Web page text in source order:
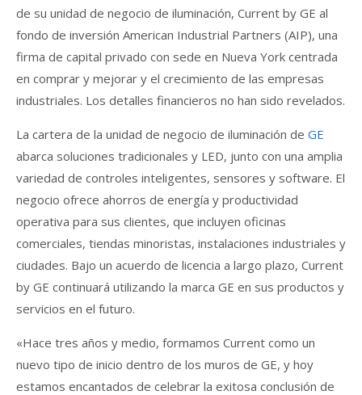
de su unidad de negocio de iluminación, Current by GE al
fondo de inversión American Industrial Partners (AIP), una
firma de capital privado con sede en Nueva York centrada
en comprar y mejorar y el crecimiento de las empresas
industriales. Los detalles financieros no han sido revelados.
La cartera de la unidad de negocio de iluminación de GE
abarca soluciones tradicionales y LED, junto con una amplia
variedad de controles inteligentes, sensores y software. El
negocio ofrece ahorros de energía y productividad
operativa para sus clientes, que incluyen oficinas
comerciales, tiendas minoristas, instalaciones industriales y
ciudades. Bajo un acuerdo de licencia a largo plazo, Current
by GE continuará utilizando la marca GE en sus productos y
servicios en el futuro.
«Hace tres años y medio, formamos Current como un
nuevo tipo de inicio dentro de los muros de GE, y hoy
estamos encantados de celebrar la exitosa conclusión de